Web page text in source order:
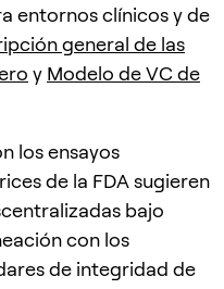
entornos clínicos y de
general de las
y Modelo de VC de
los ensayos
de la FDA sugieren
bajo
con los
de integridad de